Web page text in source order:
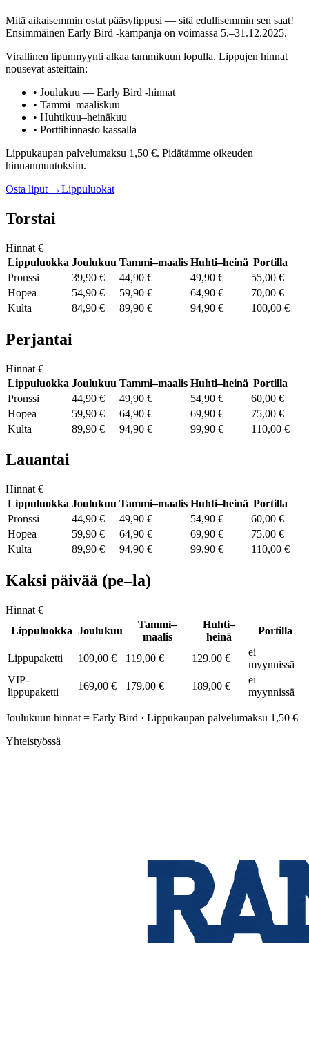
Mitä aikaisemmin ostat pääsylippusi — sitä edullisemmin sen saat!
Ensimmäinen Early Bird -kampanja on voimassa 5.–31.12.2025.
Virallinen lipunmyynti alkaa tammikuun lopulla. Lippujen hinnat
nousevat asteittain:
• Joulukuu — Early Bird -hinnat
• Tammi–maaliskuu
• Huhtikuu–heinäkuu
• Porttihinnasto kassalla
Lippukaupan palvelumaksu 1,50 €. Pidätämme oikeuden
hinnanmuutoksiin.
Osta liput →Lippuluokat
Torstai
Hinnat €
Lippuluokka Joulukuu Tammi–maalis Huhti–heinä Portilla
Pronssi
39,90 € 44,90 € 49,90 €
55,00 €
Hopea
54,90 € 59,90 € 64,90 €
70,00 €
Kulta
84,90 € 89,90 € 94,90 € 100,00 €
Perjantai
Hinnat €
Lippuluokka Joulukuu Tammi–maalis Huhti–heinä Portilla
Pronssi
44,90 € 49,90 € 54,90 €
60,00 €
Hopea
59,90 € 64,90 € 69,90 €
75,00 €
Kulta
89,90 € 94,90 € 99,90 € 110,00 €
Lauantai
Hinnat €
Lippuluokka Joulukuu Tammi–maalis Huhti–heinä Portilla
Pronssi
44,90 € 49,90 € 54,90 €
60,00 €
Hopea
59,90 € 64,90 € 69,90 €
75,00 €
Kulta
89,90 € 94,90 € 99,90 € 110,00 €
Kaksi päivää (pe–la)
Hinnat €
Lippuluokka Joulukuu
Tammi–
maalis
Huhti–
heinä
Portilla
Lippupaketti 109,00 € 119,00 € 129,00 €
ei
myynnissä
VIP-
lippupaketti
169,00 € 179,00 € 189,00 €
ei
myynnissä
Joulukuun hinnat = Early Bird · Lippukaupan palvelumaksu 1,50 €
Yhteistyössä